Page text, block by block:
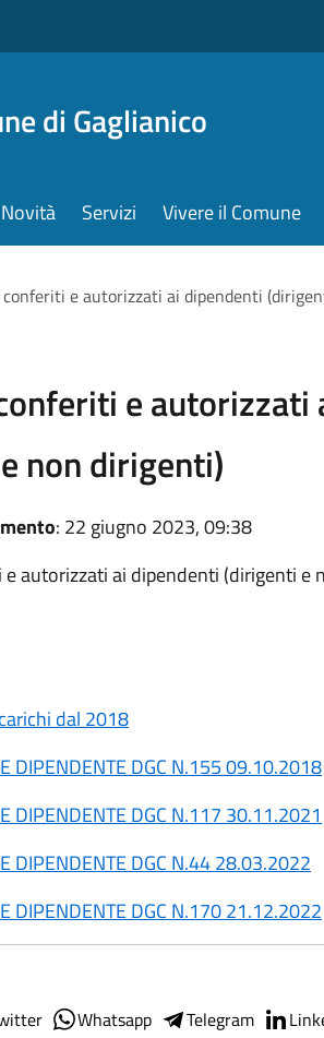
di Gaglianico
Novità Servizi Vivere il Comune
e autorizzati ai dipendenti
e autorizzati
non dirigenti)
: 22 giugno 2023, 09:38
autorizzati ai dipendenti (dirigenti e
dal 2018
DIPENDENTE DGC N.155 09.10.2018
DIPENDENTE DGC N.117 30.11.2021
DIPENDENTE DGC N.44 28.03.2022
DIPENDENTE DGC N.170 21.12.2022
Whatsapp Telegram